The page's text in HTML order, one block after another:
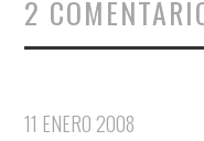
2
11 ENERO 2008